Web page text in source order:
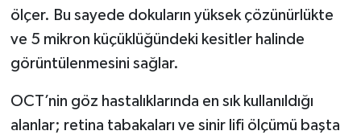
ölçer. Bu sayede dokuların yüksek çözünürlükte
ve 5 mikron küçüklüğündeki kesitler halinde
görüntülenmesini sağlar.
OCT’nin göz hastalıklarında en sık kullanıldığı
alanlar; retina tabakaları ve sinir lifi ölçümü başta